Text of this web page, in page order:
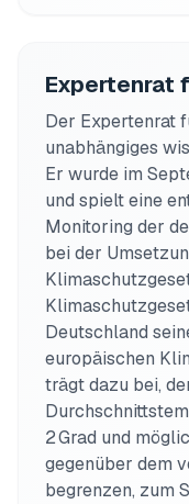
Expertenrat
Der Expertenrat
unabhängiges
Er wurde im
und spielt eine
Monitoring der
bei der
Deutschland
europäischen
trägt dazu bei,
2 Grad und
gegenüber dem
begrenzen, zum